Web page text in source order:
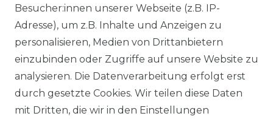
der allgemeinen Information. Es wird
ausdrücklich darauf hingewiesen, dass
Abweichungen zwischen den dargestellten
Informationen und den tatsächlich
gelieferten Modellen möglich sind. Die
gezeigten Inhalte stellen nicht
notwendigerweise die finalen
Besucher:innen unserer Webseite (z.B. IP-
Adresse), um z.B. Inhalte und Anzeigen zu
personalisieren, Medien von Drittanbietern
einzubinden oder Zugriffe auf unsere Website zu
analysieren. Die Datenverarbeitung erfolgt erst
durch gesetzte Cookies. Wir teilen diese Daten
mit Dritten, die wir in den Einstellungen